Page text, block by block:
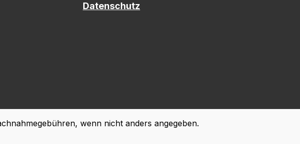
Datenschutz
wenn nicht anders angegeben.